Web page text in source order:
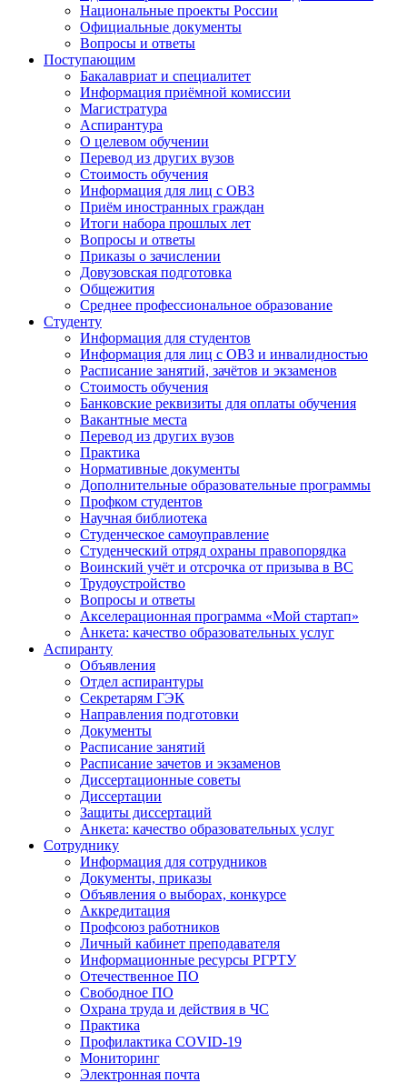
Национальные проекты России
Официальные документы
Вопросы и ответы
Поступающим
Бакалавриат и специалитет
Информация приёмной комиссии
Магистратура
Аспирантура
О целевом обучении
Перевод из других вузов
Стоимость обучения
Информация для лиц с ОВЗ
Приём иностранных граждан
Итоги набора прошлых лет
Вопросы и ответы
Приказы о зачислении
Довузовская подготовка
Общежития
Среднее профессиональное образование
Студенту
Информация для студентов
Информация для лиц с ОВЗ и инвалидностью
Расписание занятий, зачётов и экзаменов
Стоимость обучения
Банковские реквизиты для оплаты обучения
Вакантные места
Перевод из других вузов
Практика
Нормативные документы
Дополнительные образовательные программы
Профком студентов
Научная библиотека
Студенческое самоуправление
Студенческий отряд охраны правопорядка
Воинский учёт и отсрочка от призыва в ВС
Трудоустройство
Вопросы и ответы
Акселерационная программа «Мой стартап»
Анкета: качество образовательных услуг
Аспиранту
Объявления
Отдел аспирантуры
Секретарям ГЭК
Направления подготовки
Документы
Расписание занятий
Расписание зачетов и экзаменов
Диссертационные советы
Диссертации
Защиты диссертаций
Анкета: качество образовательных услуг
Сотруднику
Информация для сотрудников
Документы, приказы
Объявления о выборах, конкурсе
Аккредитация
Профсоюз работников
Личный кабинет преподавателя
Информационные ресурсы РГРТУ
Отечественное ПО
Свободное ПО
Охрана труда и действия в ЧС
Практика
Профилактика COVID-19
Мониторинг
Электронная почта